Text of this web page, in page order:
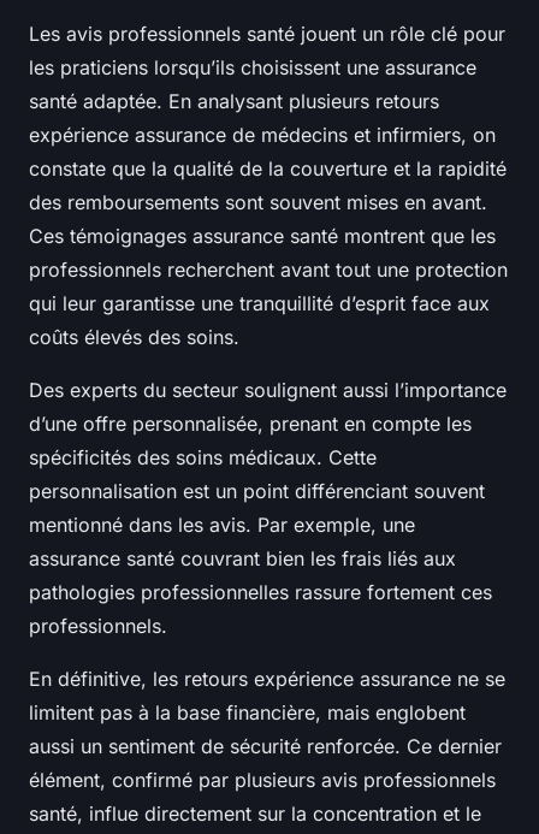
Les avis professionnels santé jouent un rôle clé pour
les praticiens lorsqu’ils choisissent une assurance
santé adaptée. En analysant plusieurs retours
expérience assurance de médecins et infirmiers, on
constate que la qualité de la couverture et la rapidité
des remboursements sont souvent mises en avant.
Ces témoignages assurance santé montrent que les
professionnels recherchent avant tout une protection
qui leur garantisse une tranquillité d’esprit face aux
coûts élevés des soins.
Des experts du secteur soulignent aussi l’importance
d’une offre personnalisée, prenant en compte les
spécificités des soins médicaux. Cette
personnalisation est un point différenciant souvent
mentionné dans les avis. Par exemple, une
assurance santé couvrant bien les frais liés aux
pathologies professionnelles rassure fortement ces
professionnels.
En définitive, les retours expérience assurance ne se
limitent pas à la base financière, mais englobent
aussi un sentiment de sécurité renforcée. Ce dernier
élément, confirmé par plusieurs avis professionnels
santé, influe directement sur la concentration et le